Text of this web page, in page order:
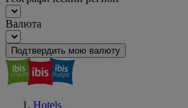
Валюта
Подтвердить мою валюту
Hotels